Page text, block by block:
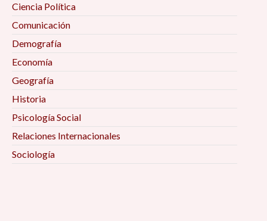
Ciencia Política
Comunicación
Demografía
Economía
Geografía
Historia
Psicología Social
Relaciones Internacionales
Sociología